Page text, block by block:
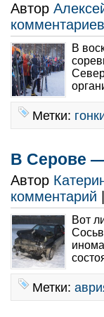
Автор
комментариев
В
Метки:
В Серове
Автор
комментарий
Вот
Метки: